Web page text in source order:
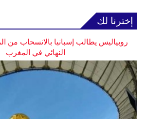
إخترنا لك
روبياليس يطالب إسبانيا بالانسحاب من
النهائي في المغرب